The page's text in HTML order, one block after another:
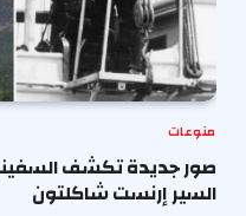
منوعات
صور جديدة تكشف
السير إرنست شاكلتون